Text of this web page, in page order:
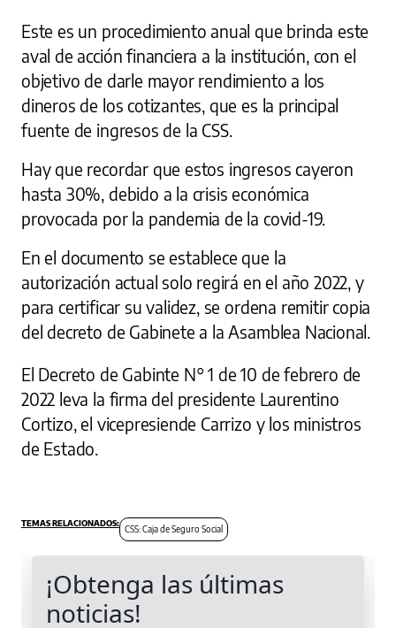
Este es un procedimiento anual que brinda este
aval de acción financiera a la institución, con el
objetivo de darle mayor rendimiento a los
dineros de los cotizantes, que es la principal
fuente de ingresos de la CSS.
Hay que recordar que estos ingresos cayeron
hasta 30%, debido a la crisis económica
provocada por la pandemia de la covid-19.
En el documento se establece que la
autorización actual solo regirá en el año 2022, y
para certificar su validez, se ordena remitir copia
del decreto de Gabinete a la Asamblea Nacional.
El Decreto de Gabinte N° 1 de 10 de febrero de
2022 leva la firma del presidente Laurentino
Cortizo, el vicepresiende Carrizo y los ministros
de Estado.
CSS: Caja de Seguro Social